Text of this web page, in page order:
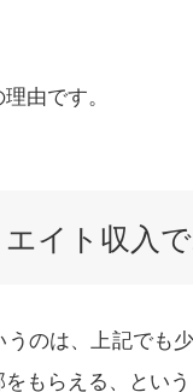
由です。
イト収入
うのは、上記でも
もらえる、という